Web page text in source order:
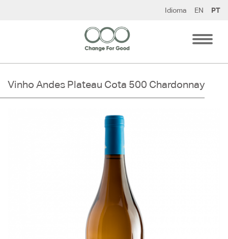
Idioma EN PT
Vinho Andes Plateau Cota 500 Chardonnay